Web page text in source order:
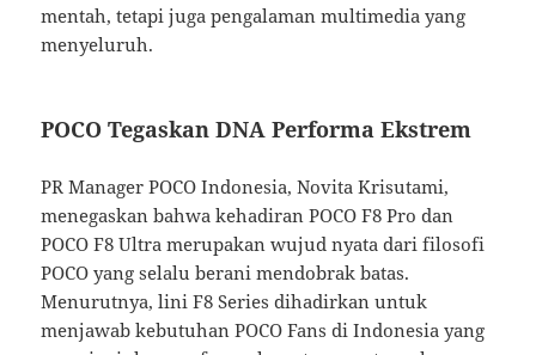
mentah, tetapi juga pengalaman multimedia yang
menyeluruh.
POCO Tegaskan DNA Performa Ekstrem
PR Manager POCO Indonesia, Novita Krisutami,
menegaskan bahwa kehadiran POCO F8 Pro dan
POCO F8 Ultra merupakan wujud nyata dari filosofi
POCO yang selalu berani mendobrak batas.
Menurutnya, lini F8 Series dihadirkan untuk
menjawab kebutuhan POCO Fans di Indonesia yang